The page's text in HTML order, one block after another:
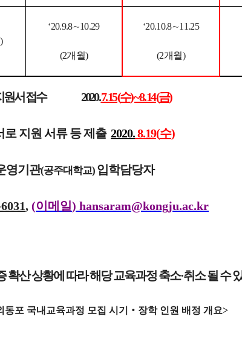
)
‘20.9.8∼10.29
(2개월)
‘20.10.8∼11.25
(2개월)
원서 접수 2020.7. 15 (수) ~ 8. 14 (금)
로 지원 서류 등 제출 2020.8.19(수)
영기관(공주대학교) 입학담당자
, (이메일) hansaram@kongju.ac.kr
확산 상황에 따라 해당 교육과정축소·취소될 수
동포 국내교육과정 모집 시기 ‧ 장학 인원 배정 개요>